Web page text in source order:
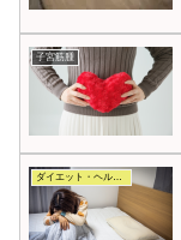
子宮筋腫
ダイエット・ヘルス・コスメ